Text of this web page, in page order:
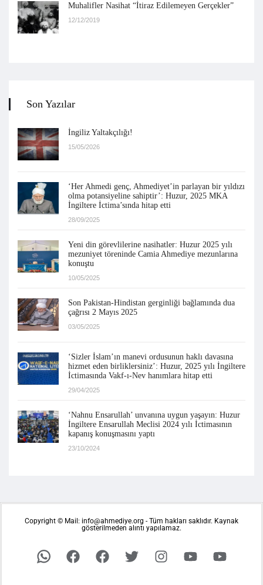
Muhalifler Nasihat “İtiraz Edilemeyen Gerçekler”
12/12/2019
Son Yazılar
İngiliz Yaltakçılığı!
15/05/2026
‘Her Ahmedi genç, Ahmediyet’in parlayan bir yıldızı
olma potansiyeline sahiptir’: Huzur, 2025 MKA
İngiltere İctima’sında hitap etti
28/09/2025
Yeni din görevlilerine nasihatler: Huzur 2025 yılı
mezuniyet töreninde Camia Ahmediye mezunlarına
konuştu
10/05/2025
Son Pakistan-Hindistan gerginliği bağlamında dua
çağrısı 2 Mayıs 2025
03/05/2025
‘Sizler İslam’ın manevi ordusunun haklı davasına
hizmet eden birliklersiniz’: Huzur, 2025 yılı İngiltere
İctimasında Vakf-ı-Nev hanımlara hitap etti
29/04/2025
‘Nahnu Ensarullah’ unvanına uygun yaşayın: Huzur
İngiltere Ensarullah Meclisi 2024 yılı İctimasının
kapanış konuşmasını yaptı
23/10/2024
Copyright © Mail: info@ahmediye.org - Tüm hakları saklıdır. Kaynak
gösterilmeden alıntı yapılamaz.